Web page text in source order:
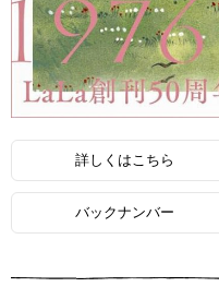
詳しくはこちら
バックナンバー